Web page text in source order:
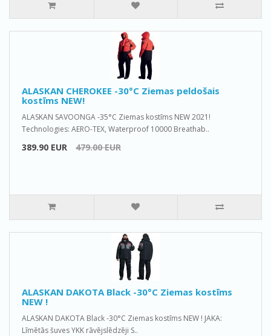
ALASKAN CHEROKEE -30°C Ziemas peldošais
kostīms NEW!
ALASKAN SAVOONGA -35°C Ziemas kostīms NEW 2021!
Technologies: AERO-TEX, Waterproof 10000 Breathab..
389.90 EUR 479.00 EUR
ALASKAN DAKOTA Black -30°C Ziemas kostīms
NEW !
ALASKAN DAKOTA Black -30°C Ziemas kostīms NEW ! JAKA:
Līmētās šuves YKK rāvējslēdzēji S..